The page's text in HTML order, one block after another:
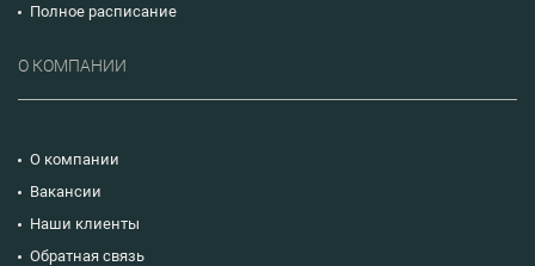
Полное расписание
О КОМПАНИИ
О компании
Вакансии
Наши клиенты
Обратная связь